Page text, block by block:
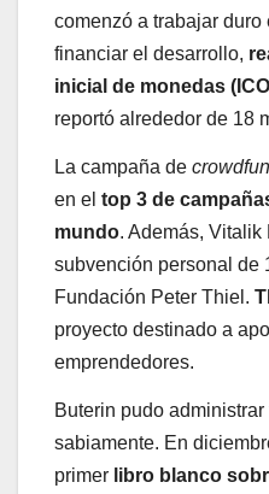
comenzó a trabajar duro
financiar el desarrollo,
inicial de monedas
reportó alrededor de 18
La campaña de
en el top 3 de
mundo. Además,
subvención personal de
Fundación Peter Thiel.
proyecto destinado a
emprendedores.
Buterin pudo
sabiamente. En
primer libro blanco